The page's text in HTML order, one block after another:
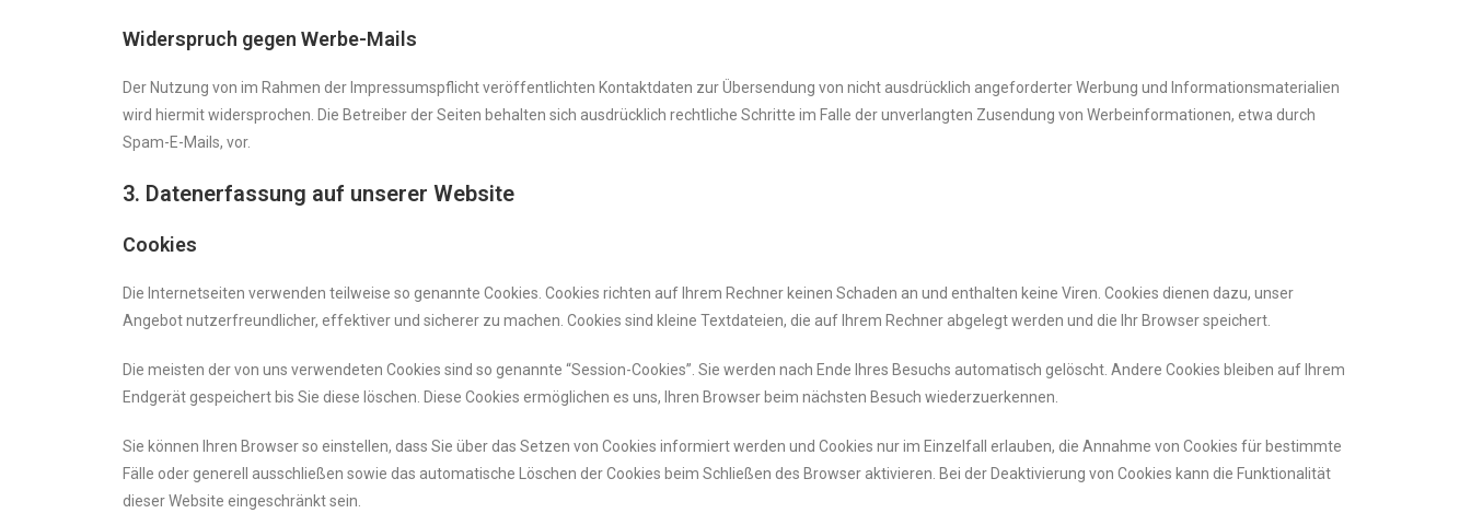
Widerspruch gegen Werbe-Mails
Der Nutzung von im Rahmen der Impressumspflicht veröffentlichten Kontaktdaten zur Übersendung von nicht ausdrücklich angeforderter Werbung und Informationsmaterialien
wird hiermit widersprochen. Die Betreiber der Seiten behalten sich ausdrücklich rechtliche Schritte im Falle der unverlangten Zusendung von Werbeinformationen, etwa durch
Spam-E-Mails, vor.
3. Datenerfassung auf unserer Website
Cookies
Die Internetseiten verwenden teilweise so genannte Cookies. Cookies richten auf Ihrem Rechner keinen Schaden an und enthalten keine Viren. Cookies dienen dazu, unser
Angebot nutzerfreundlicher, effektiver und sicherer zu machen. Cookies sind kleine Textdateien, die auf Ihrem Rechner abgelegt werden und die Ihr Browser speichert.
Die meisten der von uns verwendeten Cookies sind so genannte “Session-Cookies”. Sie werden nach Ende Ihres Besuchs automatisch gelöscht. Andere Cookies bleiben auf Ihrem
Endgerät gespeichert bis Sie diese löschen. Diese Cookies ermöglichen es uns, Ihren Browser beim nächsten Besuch wiederzuerkennen.
Sie können Ihren Browser so einstellen, dass Sie über das Setzen von Cookies informiert werden und Cookies nur im Einzelfall erlauben, die Annahme von Cookies für bestimmte
Fälle oder generell ausschließen sowie das automatische Löschen der Cookies beim Schließen des Browser aktivieren. Bei der Deaktivierung von Cookies kann die Funktionalität
dieser Website eingeschränkt sein.